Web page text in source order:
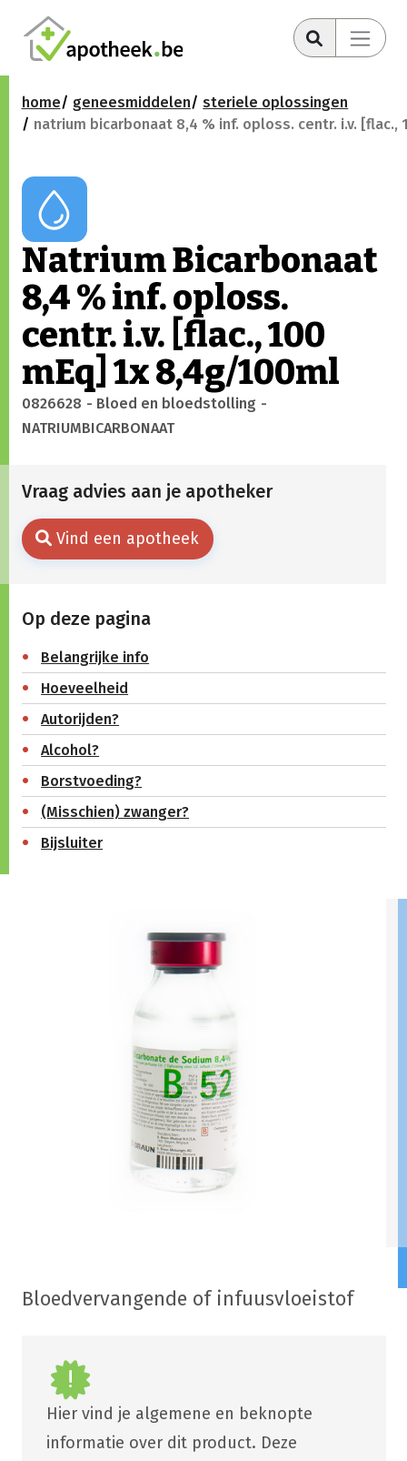
home geneesmiddelen
steriele oplossingen
natrium bicarbonaat 8,4 % inf. oploss. centr. i.v. [flac.,
Natrium Bicarbonaat
8,4 % inf. oploss.
centr. i.v. [flac., 100
mEq] 1x 8,4g/100ml
0826628 - Bloed en bloedstolling -
NATRIUMBICARBONAAT
Vraag advies aan je apotheker
Vind een apotheek
Op deze pagina
Belangrijke info
Hoeveelheid
Autorijden?
Alcohol?
Borstvoeding?
(Misschien) zwanger?
Bijsluiter
Bloedvervangende of infuusvloeistof
Hier vind je algemene en beknopte
informatie over dit product. Deze